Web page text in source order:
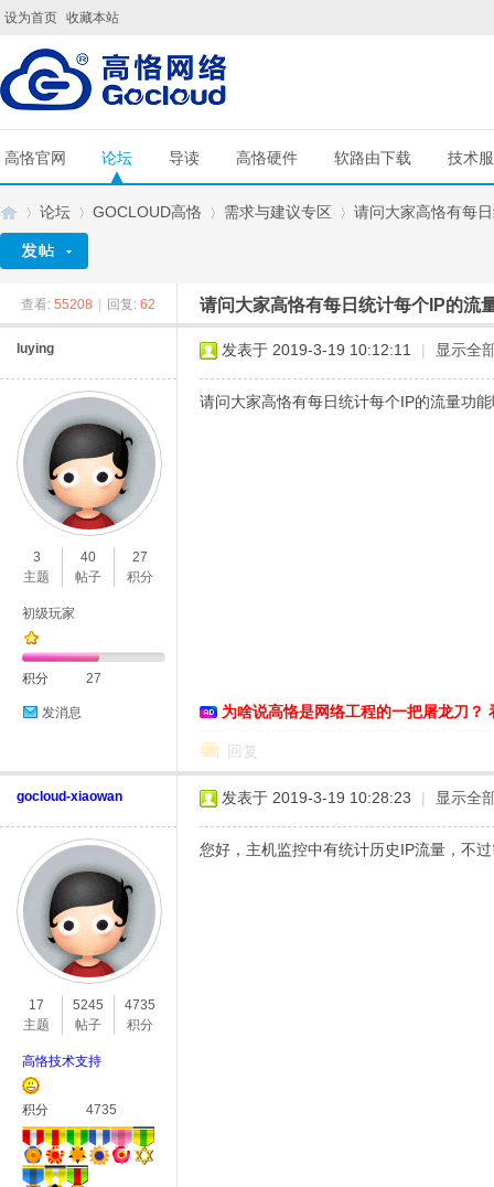
设为首页 收藏本站
高恪官网 论坛 导读 高恪硬件 软路由下载 技术
»
论坛
›
GOCLOUD高恪
›
需求与建议专区
›
请问大家高恪有每
查看: 55208 回复: 62 请问大家高恪有每日统计每个IP的流
luying
3
主题
40
帖子
27
积分
初级玩家
积分 27
发消息
发表于 2019-3-19 10:12:11 | 显示全
请问大家高恪有每日统计每个IP的流量功
为啥说高恪是网络工程的一把屠龙刀？
回复
gocloud-xiaowan
17
主题
5245
帖子
4735
积分
高恪技术支持
积分 4735
发表于 2019-3-19 10:28:23 | 显示全
您好，主机监控中有统计历史IP流量，不